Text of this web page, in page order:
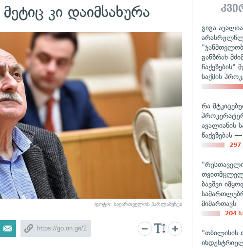
კი დაიმსახურა
ფოტო: საქართველოს პარლამენტი
გიგა
განზრახ
წაქეზების"
საქმის
რა
ავალიანის
წაქეზებას
297
ბავშვი
მიმართავს
204
"თბილისის